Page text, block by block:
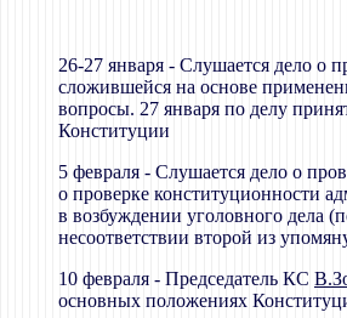
26-27 января - Слушается дело о
сложившейся на основе
вопросы. 27 января по делу
Конституции
5 февраля - Слушается дело о
о проверке конституционности
в возбуждении уголовного дела
несоответствии второй из
10 февраля - Председатель КС
основных положениях